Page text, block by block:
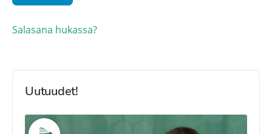
Salasana hukassa?
Uutuudet!